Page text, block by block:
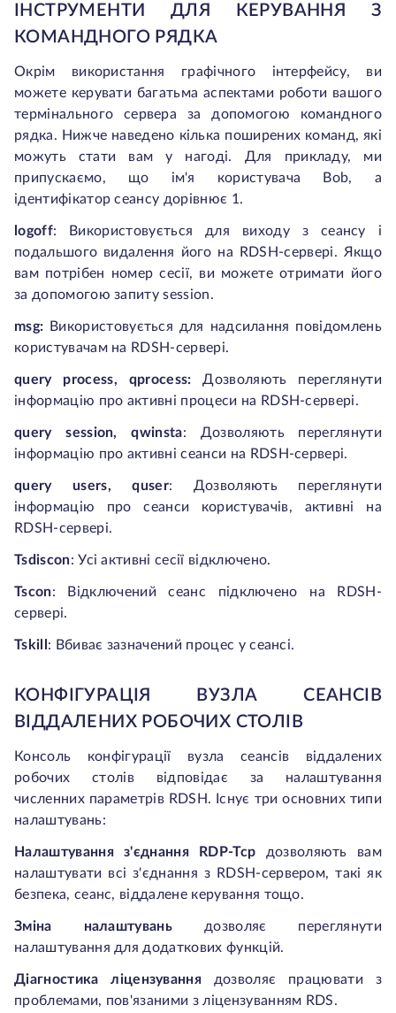
ІНСТРУМЕНТИ ДЛЯ КЕРУВАННЯ З
КОМАНДНОГО РЯДКА
Окрім використання графічного інтерфейсу, ви
можете керувати багатьма аспектами роботи вашого
термінального сервера за допомогою командного
рядка. Нижче наведено кілька поширених команд, які
можуть стати вам у нагоді. Для прикладу, ми
припускаємо, що ім'я користувача Bob, а
ідентифікатор сеансу дорівнює 1.
logoff:
Використовується для виходу з сеансу і
подальшого видалення його на RDSH-сервері. Якщо
вам потрібен номер сесії, ви можете отримати його
за допомогою запиту session.
msg: Використовується для надсилання повідомлень
користувачам на RDSH-сервері.
query process, qprocess: Дозволяють переглянути
інформацію про активні процеси на RDSH-сервері.
querysession, qwinsta: Дозволяють переглянути
інформацію про активні сеанси на RDSH-сервері.
query users, quser: Дозволяють переглянути
інформацію про сеанси користувачів, активні на
RDSH-сервері.
Tsdiscon: Усі активні сесії відключено.
Tscon: Відключений сеанс підключено на RDSH-
сервері.
Tskill : Вбиває зазначений процес у сеансі.
КОНФІГУРАЦІЯ ВУЗЛА СЕАНСІВ
ВІДДАЛЕНИХ РОБОЧИХ СТОЛІВ
Консоль конфігурації вузла сеансів віддалених
робочих столів відповідає за налаштування
численних параметрів RDSH. Існує три основних типи
налаштувань:
Налаштування з'єднання RDP-Tcp дозволяють вам
налаштувати всі з'єднання з RDSH-сервером, такі як
безпека, сеанс, віддалене керування тощо.
Зміна налаштувань дозволяє переглянути
налаштування для додаткових функцій.
Діагностика ліцензування дозволяє працювати з
проблемами, пов'язаними з ліцензуванням RDS.